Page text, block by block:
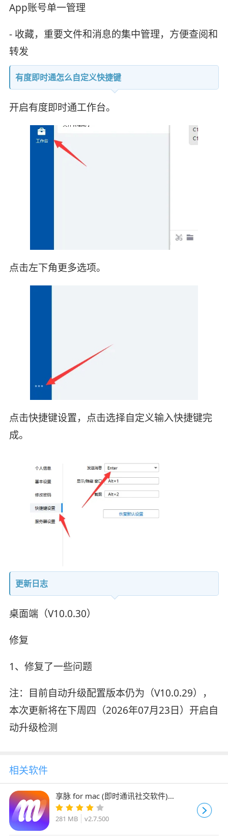
App账号单一管理
- 收藏，重要文件和消息的集中管理，方便查阅和
转发
有度即时通怎么自定义快捷键
开启有度即时通工作台。
点击左下角更多选项。
点击快捷键设置，点击选择自定义输入快捷键完
成。
更新日志
桌面端（V10.0.30）
修复
1、修复了一些问题
注：目前自动升级配置版本仍为（V10.0.29），
本次更新将在下周四（2026年07月23日）开启自
动升级检测
相关软件
享脉 for mac (即时通讯社交软件)
v2.7.500 苹果电脑版
281 MB v2.7.500